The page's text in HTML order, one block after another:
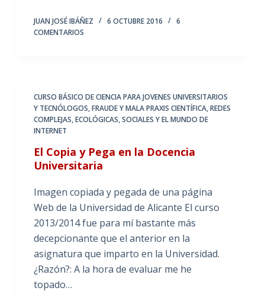
JUAN JOSÉ IBÁÑEZ 6 OCTUBRE 2016
6
COMENTARIOS
CURSO BÁSICO DE CIENCIA PARA JOVENES UNIVERSITARIOS
Y TECNÓLOGOS,FRAUDE Y MALA PRAXIS CIENTÍFICA,REDES
COMPLEJAS, ECOLÓGICAS, SOCIALES Y EL MUNDO DE
INTERNET
El Copia y Pega en la Docencia
Universitaria
Imagen copiada y pegada de una página
Web de la Universidad de Alicante El curso
2013/2014 fue para mí bastante más
decepcionante que el anterior en la
asignatura que imparto en la Universidad.
¿Razón?: A la hora de evaluar me he
topado…